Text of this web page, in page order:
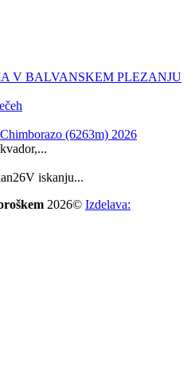
V BALVANSKEM PLEZANJU
(6263m) 2026
iskanju...
2026© Izdelava: